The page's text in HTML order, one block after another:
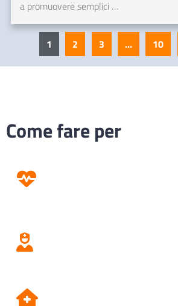
a promuovere semplici …
1 2 3 … 10
Come fare per